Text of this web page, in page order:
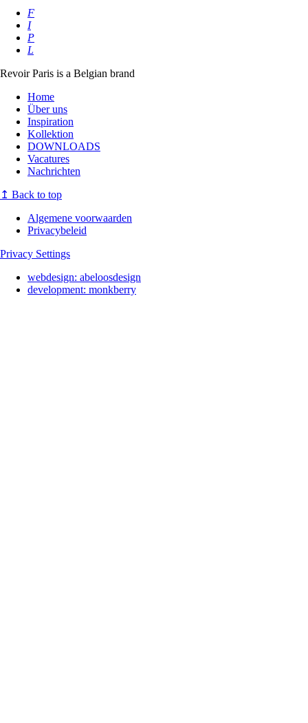
F
I
P
L
Revoir Paris is a Belgian brand
Home
Über uns
Inspiration
Kollektion
DOWNLOADS
Vacatures
Nachrichten
↥ Back to top
Algemene voorwaarden
Privacybeleid
Privacy Settings
webdesign: abeloosdesign
development: monkberry